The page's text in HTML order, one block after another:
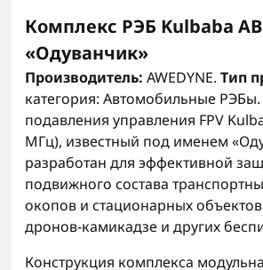
Комплекс РЭБ Kulbaba
«Одуванчик»
Производитель: AWEDYNE. Тип
категория: Автомобильные
подавления управления FPV
МГц), известный под именем
разработан для эффективной
подвижного состава
окопов и стационарных объектов
дронов-камикадзе и других
Конструкция комплекса